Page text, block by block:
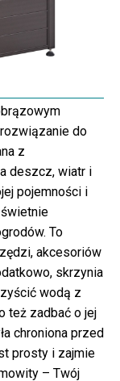
do
z
deszcz, wiatr i
pojemności i
To
akcesoriów
skrzynia
wodą z
też zadbać o jej
chroniona przed
prosty i zajmie
– Twój